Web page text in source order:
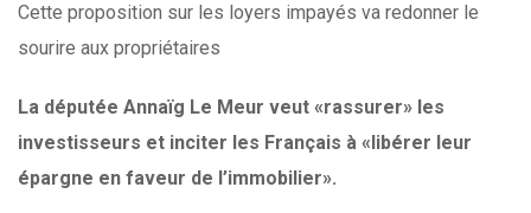
Cette proposition sur les loyers impayés va redonner le
sourire aux propriétaires
La députée Annaïg Le Meur veut «rassurer» les
investisseurs et inciter les Français à «libérer leur
épargne en faveur de l’immobilier».